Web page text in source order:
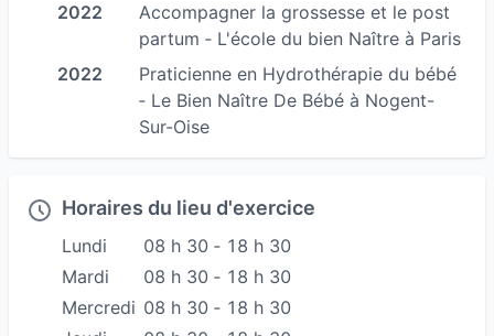
Faire appel à mes services c’est choisir un
accompagnement et un soutien respectueux,
soutenant et rassurant.
Un accompagnement, dans la convivialité, à
votre rythme et personnalisé en fonction de
puissiez prendre confiance et vous épanouir
dans votre nouveau rôle de parents.
Pour pouvoir vous accompagner au mieux dans
un grand nombre de sujets, je me suis formée
2022
Accompagner la grossesse et le post
partum ‐ L'école du bien Naître à Paris
2022
Praticienne en Hydrothérapie du bébé
‐ Le Bien Naître De Bébé à Nogent-
Sur-Oise
Horaires du lieu d'exercice
Lundi
08 h 30 ‐ 18 h 30
Mardi
08 h 30 ‐ 18 h 30
Mercredi 08 h 30 ‐ 18 h 30